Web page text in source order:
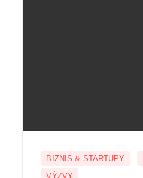
BIZNIS & STARTUPY
VÝZVY